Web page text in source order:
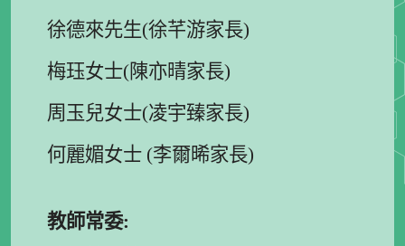
徐德來先生(徐芊游家長)
梅珏女士(陳亦晴家長)
周玉兒女士(凌宇臻家長)
何麗媚女士 (李爾晞家長)
教師常委: